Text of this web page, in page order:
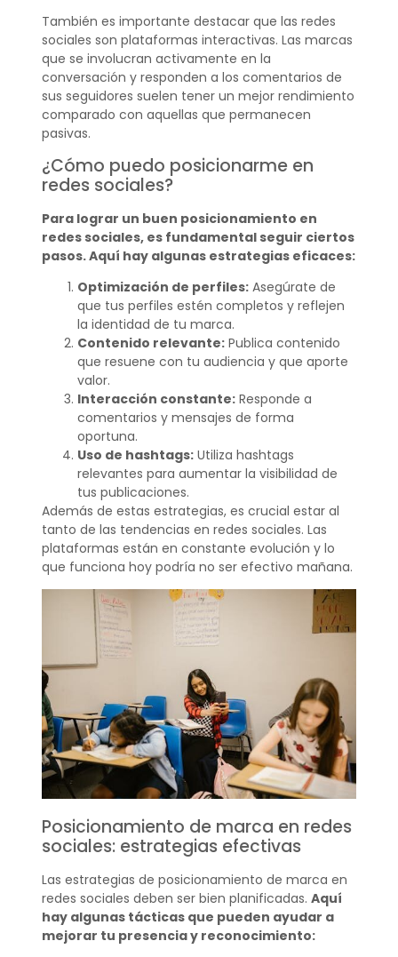
También es importante destacar que las redes
sociales son plataformas interactivas. Las marcas
que se involucran activamente en la
conversación y responden a los comentarios de
sus seguidores suelen tener un mejor rendimiento
comparado con aquellas que permanecen
pasivas.
¿Cómo puedo posicionarme en
redes sociales?
Para lograr un buen posicionamiento en
redes sociales, es fundamental seguir ciertos
pasos. Aquí hay algunas estrategias eficaces:
Optimización de perfiles:Asegúrate de
que tus perfiles estén completos y reflejen
la identidad de tu marca.
Contenido relevante:Publica contenido
que resuene con tu audiencia y que aporte
valor.
Interacción constante:Responde a
comentarios y mensajes de forma
oportuna.
Uso de hashtags:Utiliza hashtags
relevantes para aumentar la visibilidad de
tus publicaciones.
Además de estas estrategias, es crucial estar al
tanto de las tendencias en redes sociales. Las
plataformas están en constante evolución y lo
que funciona hoy podría no ser efectivo mañana.
Posicionamiento de marca en redes
sociales: estrategias efectivas
Las estrategias de posicionamiento de marca en
redes sociales deben ser bien planificadas. Aquí
hay algunas tácticas que pueden ayudar a
mejorar tu presencia y reconocimiento: